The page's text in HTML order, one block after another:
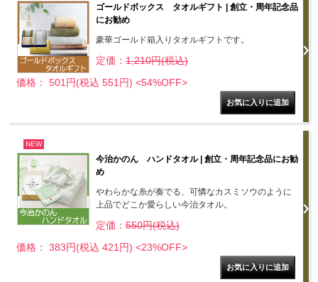
ゴールドボックス タオルギフト | 創立・周年記念品
にお勧め
豪華ゴールド箱入りタオルギフトです。
定価： 1,210円(税込)
価格： 501円(税込 551円) <54%OFF>
NEW
今治かのん ハンドタオル | 創立・周年記念品にお勧
め
やわらかな糸が奏でる、可憐なカスミソウのように
上品でどこか愛らしい今治タオル。
定価： 550円(税込)
価格： 383円(税込 421円) <23%OFF>